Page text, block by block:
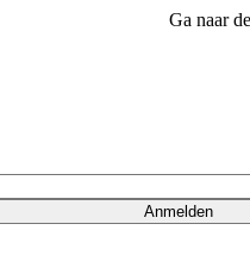
Ga naar
Anmelden